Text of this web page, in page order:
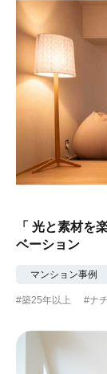
「 光と素材を
ベーション
マンション事例
#築25年以上 #ナ